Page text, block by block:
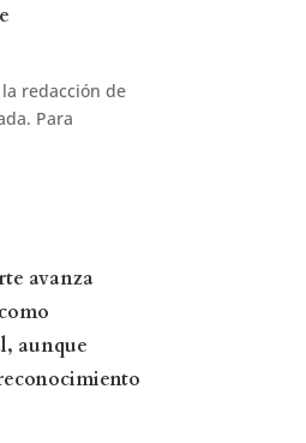
redacción de
Para
avanza
aunque